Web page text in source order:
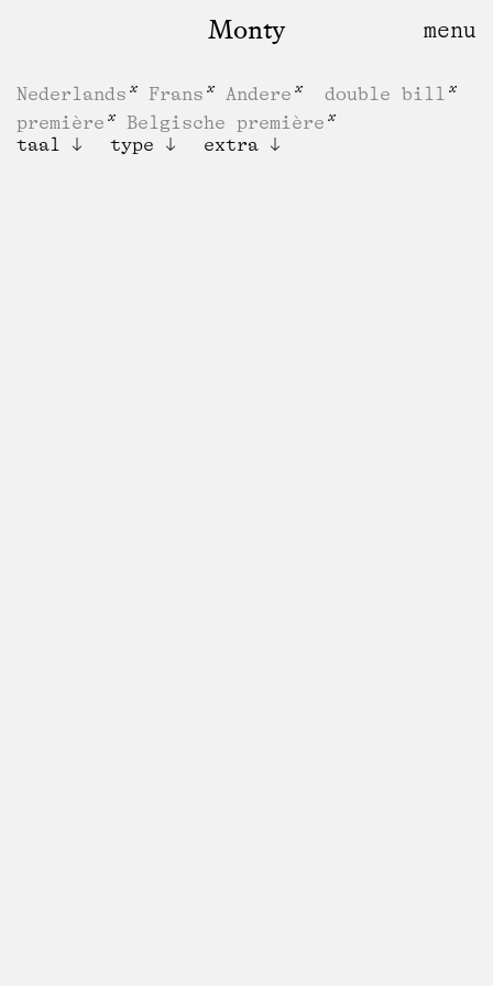
Monty
Nederlands Frans Andere
double bill
première
Belgische première
taal
type extra